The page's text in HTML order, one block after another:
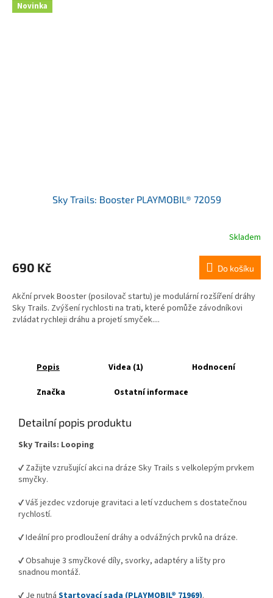
Novinka
Sky Trails: Booster PLAYMOBIL® 72059
Skladem
690 Kč Do košíku
Akční prvek Booster (posilovač startu) je modulární rozšíření dráhy
Sky Trails. Zvýšení rychlosti na trati, které pomůže závodníkovi
zvládat rychleji dráhu a projetí smyček....
Popis Videa (1) Hodnocení
Značka Ostatní informace
Detailní popis produktu
Sky Trails: Looping
✔ Zažijte vzrušující akci na dráze Sky Trails s velkolepým prvkem
smyčky.
✔ Váš jezdec vzdoruje gravitaci a letí vzduchem s dostatečnou
rychlostí.
✔ Ideální pro prodloužení dráhy a odvážných prvků na dráze.
✔ Obsahuje 3 smyčkové díly, svorky, adaptéry a lišty pro
snadnou montáž.
✔ Je nutná Startovací sada (PLAYMOBIL® 71969).